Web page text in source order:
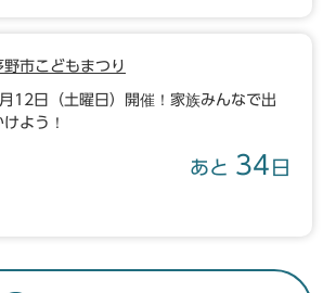
野市こどもまつり
12日（土曜日）開催！家族みんなで出
けよう！
あと 34 日